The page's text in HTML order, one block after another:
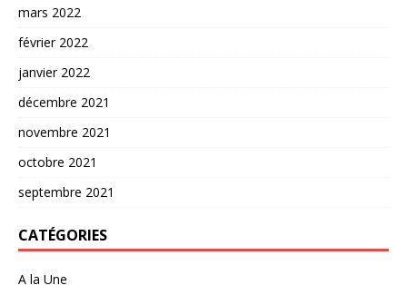
mars 2022
février 2022
janvier 2022
décembre 2021
novembre 2021
octobre 2021
septembre 2021
CATÉGORIES
A la Une